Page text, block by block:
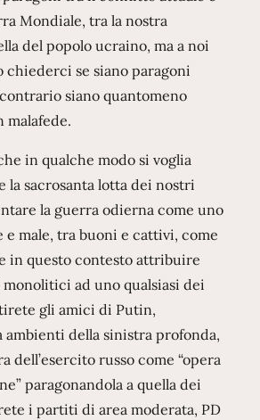
Mondiale, tra la nostra
del popolo ucraino, ma a noi
chiederci se siano paragoni
siano quantomeno
malafede.
in qualche modo si voglia
la sacrosanta lotta dei nostri
la guerra odierna come uno
e male, tra buoni e cattivi, come
in questo contesto attribuire
ad uno qualsiasi dei
gli amici di Putin,
ambienti della sinistra profonda,
dell’esercito russo come “opera
paragonandola a quella dei
i partiti di area moderata, PD